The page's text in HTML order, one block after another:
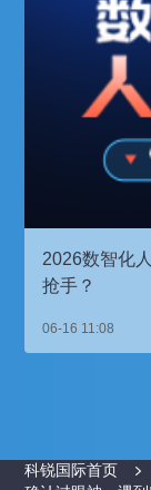
2026数智化
抢手？
06-16 11:08
科锐国际首页